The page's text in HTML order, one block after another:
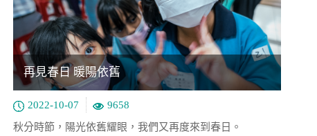
再見春日 暖陽依舊
2022-10-07
9658
秋分時節，陽光依舊耀眼，我們又再度來到春日。